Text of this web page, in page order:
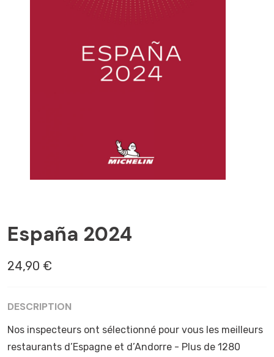
España 2024
24,90 €
DESCRIPTION
Nos inspecteurs ont sélectionné pour vous les meilleurs
restaurants d’Espagne et d’Andorre - Plus de 1280